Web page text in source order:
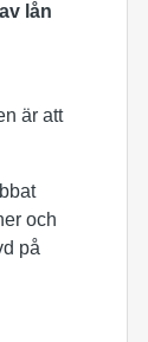
lån
är att
och
på